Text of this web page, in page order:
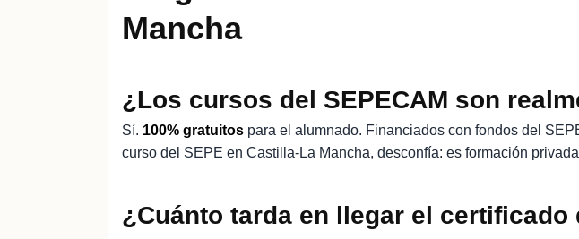
Mancha
¿Los cursos del SEPECAM son
Sí. 100% gratuitos para el alumnado. Financiados con fondos del
curso del SEPE en Castilla-La Mancha, desconfía: es formación
¿Cuánto tarda en llegar el